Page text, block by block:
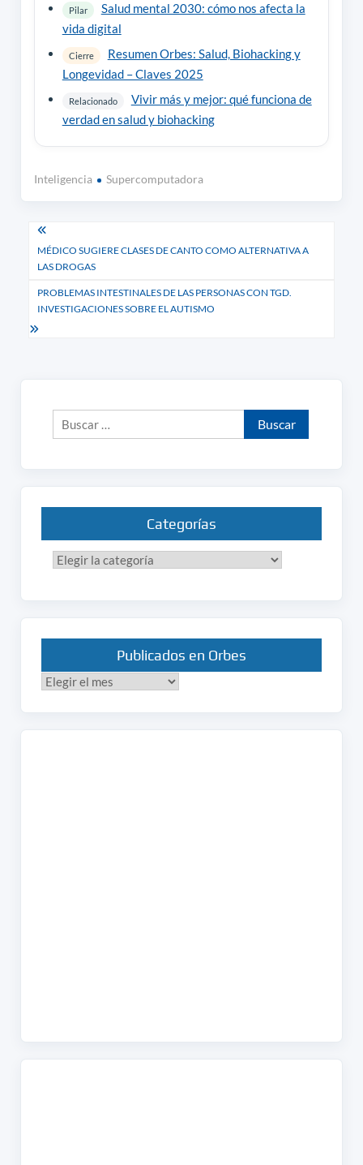
Pilar
Salud mental 2030: cómo nos afecta la
vida digital
Cierre
Resumen Orbes: Salud, Biohacking y
Longevidad – Claves 2025
Relacionado
Vivir más y mejor: qué funciona de
verdad en salud y biohacking
Inteligencia Supercomputadora
Navegación
de
entradas
MÉDICO SUGIERE CLASES DE CANTO COMO ALTERNATIVA A
LAS DROGAS
PROBLEMAS INTESTINALES DE LAS PERSONAS CON TGD.
INVESTIGACIONES SOBRE EL AUTISMO
Buscar:
Categorías
Categorías
Publicados en Orbes
Publicados